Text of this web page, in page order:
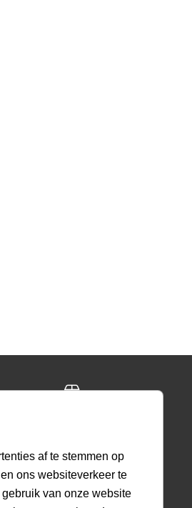
af te stemmen op
ons websiteverkeer te
van onze website